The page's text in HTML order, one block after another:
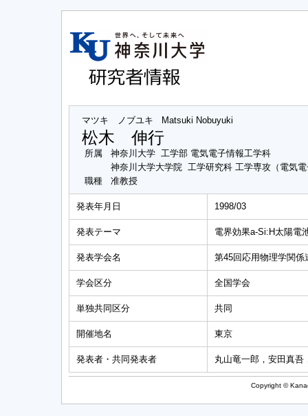
マツキ ノブユキ Matsuki Nobuyuki
松木 伸行
所属
神奈川大学 工学部 電気電子情報工学科
神奈川大学大学院 工学研究科 工学専攻（電気
職種
准教授
発表年月日 1998/03
発表テーマ 電界効果a-Si:H太陽電
発表学会名 第45回応用物理学関係
学会区分 全国学会
単独共同区分 共同
開催地名 東京
発表者・共同発表者 丸山竜一郎，安田真吾
Copyright ©